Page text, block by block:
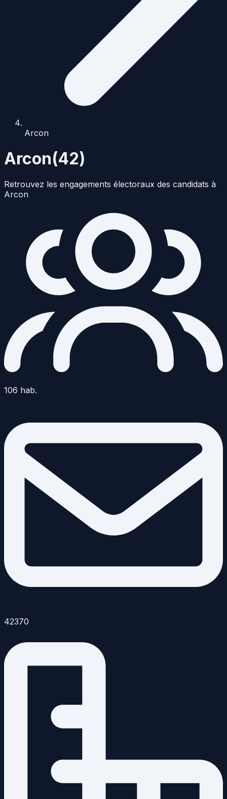
Arcon
Arcon(42)
Retrouvez les engagements électoraux des candidats à
Arcon
106 hab.
42370